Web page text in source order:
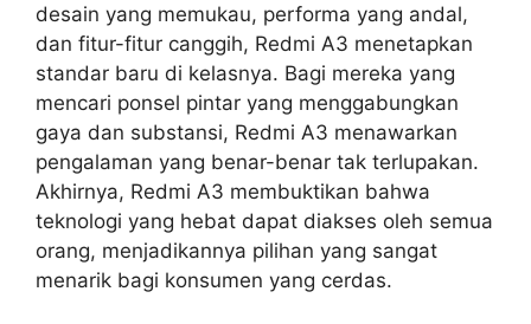
desain yang memukau, performa yang andal,
dan fitur-fitur canggih, Redmi A3 menetapkan
standar baru di kelasnya. Bagi mereka yang
mencari ponsel pintar yang menggabungkan
gaya dan substansi, Redmi A3 menawarkan
pengalaman yang benar-benar tak terlupakan.
Akhirnya, Redmi A3 membuktikan bahwa
teknologi yang hebat dapat diakses oleh semua
orang, menjadikannya pilihan yang sangat
menarik bagi konsumen yang cerdas.